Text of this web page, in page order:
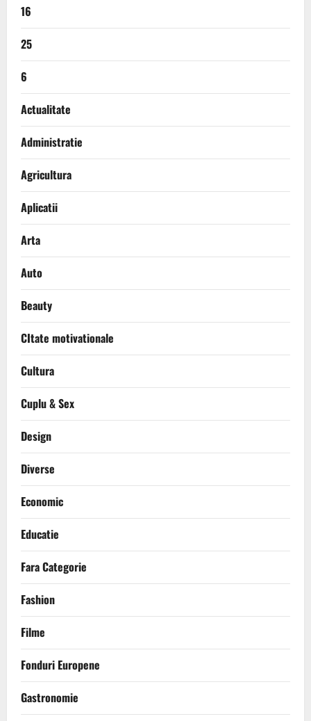
16
25
6
Actualitate
Administratie
Agricultura
Aplicatii
Arta
Auto
Beauty
CItate motivationale
Cultura
Cuplu & Sex
Design
Diverse
Economic
Educatie
Fara Categorie
Fashion
Filme
Fonduri Europene
Gastronomie